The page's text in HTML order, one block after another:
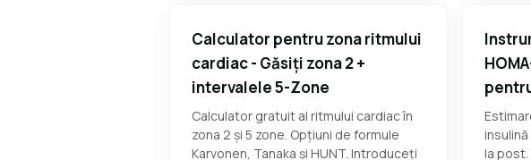
Calculator pentru zona ritmului
cardiac - Găsiți zona 2 +
intervalele 5-Zone
Calculator gratuit al ritmului cardiac în
zona 2 și 5 zone. Opțiuni de formule
Karvonen, Tanaka și HUNT. Introduceți
la